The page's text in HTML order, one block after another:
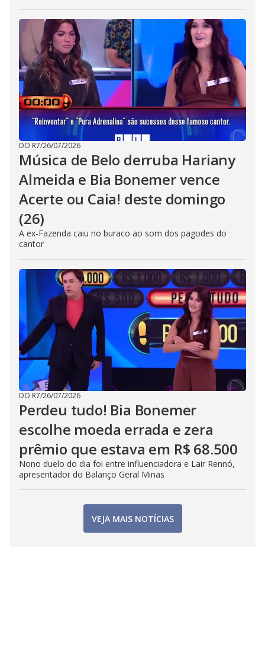
DO R7/26/07/2026
Música de Belo derruba Hariany
Almeida e Bia Bonemer vence
Acerte ou Caia! deste domingo
(26)
A ex-Fazenda caiu no buraco ao som dos pagodes do
cantor
DO R7/26/07/2026
Perdeu tudo! Bia Bonemer
escolhe moeda errada e zera
prêmio que estava em R$ 68.500
Nono duelo do dia foi entre influenciadora e Lair Rennó,
apresentador do Balanço Geral Minas
VEJA MAIS NOTÍCIAS